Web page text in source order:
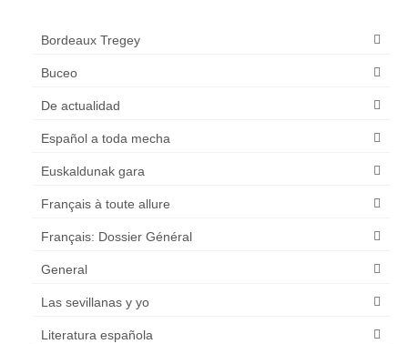
Bordeaux Tregey
Buceo
De actualidad
Español a toda mecha
Euskaldunak gara
Français à toute allure
Français: Dossier Général
General
Las sevillanas y yo
Literatura española